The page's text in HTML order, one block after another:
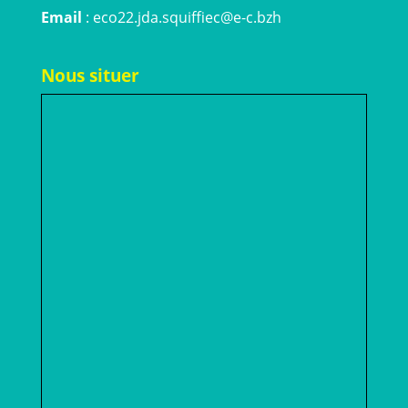
Email : eco22.jda.squiffiec@e-c.bzh
Nous situer